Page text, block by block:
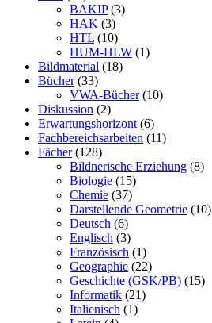
BAKIP(3)
HAK (3)
HTL (10)
HUM-HLW (1)
Bildmaterial (18)
Bücher(33)
VWA-Bücher(10)
Diskussion (2)
Erwartungshorizont(6)
Fachbereichsarbeiten (11)
Fächer(128)
Bildnerische Erziehung (8)
Biologie (15)
Chemie (37)
Darstellende Geometrie (10)
Deutsch (6)
Englisch (3)
Französisch (1)
Geographie (22)
Geschichte (GSK/PB) (15)
Informatik (21)
Italienisch (1)